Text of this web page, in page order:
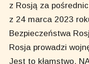
z Rosją za
z 24 marca 2023
Bezpieczeństwa
Rosja prowadzi
Jest to kłamstwo.